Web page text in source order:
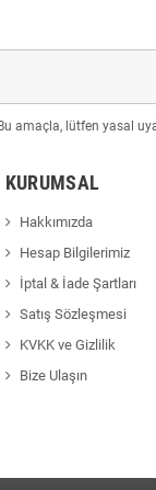
amaçla, lütfen yasal
KURUMSAL
Hakkımızda
Hesap Bilgilerimiz
İptal & İade Şartları
Satış Sözleşmesi
KVKK ve Gizlilik
Bize Ulaşın